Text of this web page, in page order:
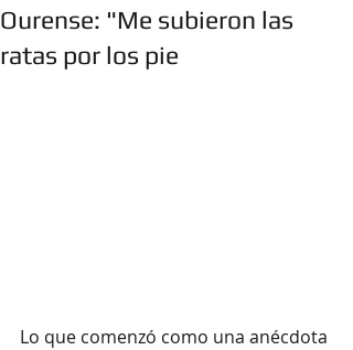
Ourense: "Me subieron las
ratas por los pie
Lo que comenzó como una anécdota